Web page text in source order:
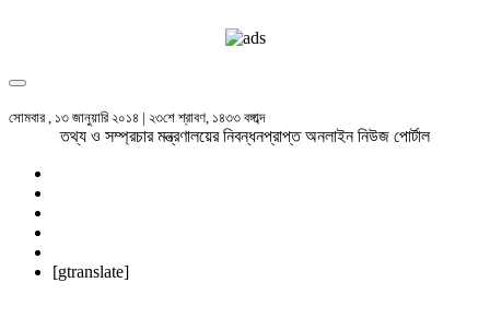
সোমবার , ১৩ জানুয়ারি ২০১৪ | ২৩শে শ্রাবণ, ১৪৩৩ বঙ্গাব্দ
তথ্য ও সম্প্রচার মন্ত্রণালয়ের নিবন্ধনপ্রাপ্ত অনলাইন নিউজ পোর্টাল
[gtranslate]